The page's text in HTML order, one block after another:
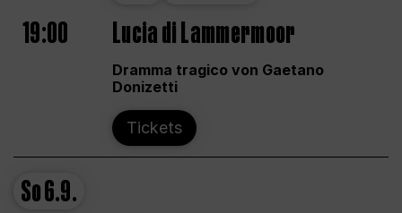
19:00 Lucia di Lammermoor
Dramma tragico von Gaetano
Donizetti
Tickets
So6.9.